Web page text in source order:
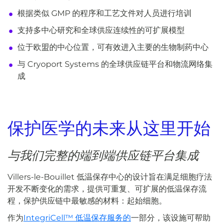
根据类似 GMP 的程序和工艺文件对人员进行培训
支持多中心研究和全球供应连续性的可扩展模型
位于欧盟的中心位置，可有效进入主要的生物制药中心
与 Cryoport Systems 的全球供应链平台和物流网络集
成
保护医学的未来从这里开始
与我们完整的端到端供应链平台集成
Villers-le-Bouillet 低温保存中心的设计旨在满足细胞疗法
开发不断变化的需求，提供可重复、可扩展的低温保存流
程，保护供应链中最敏感的材料：起始细胞。
作为IntegriCell™ 低温保存服务的一部分，该设施可帮助